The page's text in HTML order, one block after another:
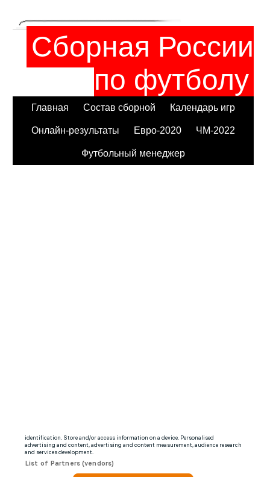
Сборная России
по футболу
Главная Состав сборной Календарь игр
Онлайн-результаты Евро-2020 ЧМ-2022
Футбольный менеджер